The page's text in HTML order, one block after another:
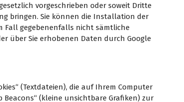
vorgeschrieben oder soweit Dritte
bringen. Sie können die Installation der
Fall gegebenenfalls nicht sämtliche
über Sie erhobenen Daten durch Google
(Textdateien), die auf Ihrem Computer
Beacons“ (kleine unsichtbare Grafiken) zur